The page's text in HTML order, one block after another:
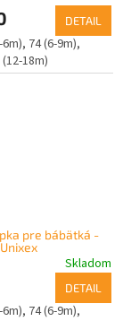
DETAIL
74 (6-9m)
18m)
pre bábätká -
Unixex
Skladom
DETAIL
74 (6-9m)